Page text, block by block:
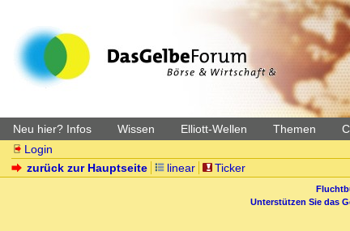
Neu hier? Infos Wissen Elliott-Wellen Themen
Login
zurück zur Hauptseite
linear Ticker
Unterstützen Sie das